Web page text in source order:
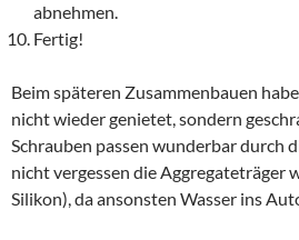
abnehmen.
Fertig!
Beim späteren Zusammenbauen
nicht wieder genietet, sondern
Schrauben passen wunderbar durch
nicht vergessen die Aggregateträger
Silikon), da ansonsten Wasser ins